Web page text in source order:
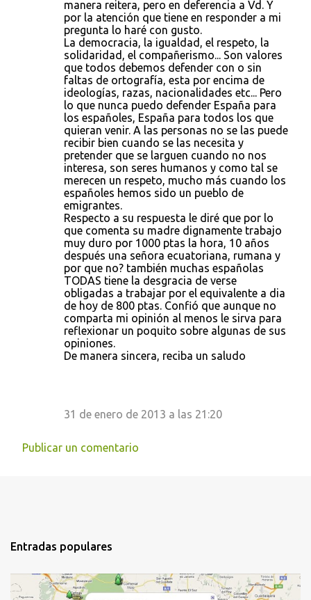
manera reitera, pero en deferencia a Vd. Y
por la atención que tiene en responder a mi
pregunta lo haré con gusto.
La democracia, la igualdad, el respeto, la
solidaridad, el compañerismo... Son valores
que todos debemos defender con o sin
faltas de ortografía, esta por encima de
ideologías, razas, nacionalidades etc... Pero
lo que nunca puedo defender España para
los españoles, España para todos los que
quieran venir. A las personas no se las puede
recibir bien cuando se las necesita y
pretender que se larguen cuando no nos
interesa, son seres humanos y como tal se
merecen un respeto, mucho más cuando los
españoles hemos sido un pueblo de
emigrantes.
Respecto a su respuesta le diré que por lo
que comenta su madre dignamente trabajo
muy duro por 1000 ptas la hora, 10 años
después una señora ecuatoriana, rumana y
por que no? también muchas españolas
TODAS tiene la desgracia de verse
obligadas a trabajar por el equivalente a dia
de hoy de 800 ptas. Confió que aunque no
comparta mi opinión al menos le sirva para
reflexionar un poquito sobre algunas de sus
opiniones.
De manera sincera, reciba un saludo
31 de enero de 2013 a las 21:20
Publicar un comentario
Entradas populares